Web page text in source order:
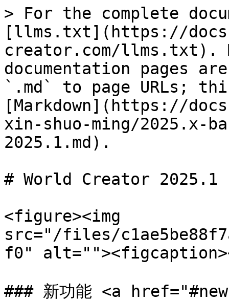
> For the complete
[llms.txt](https://
creator.com/llms.txt).
documentation pages
`.md` to page URLs;
[Markdown](https://
xin-shuo-ming/2025.x-
2025.1.md).
# World Creator 2025.1
<figure><img
src="/files/
f0"
### 新功能 <a